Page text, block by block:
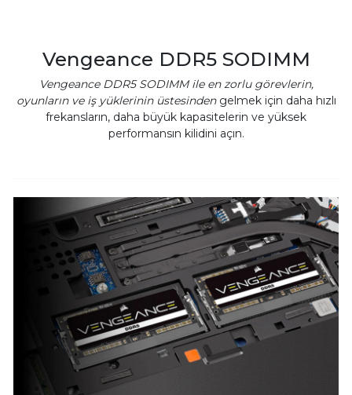
Vengeance DDR5 SODIMM
Vengeance DDR5 SODIMM ile en zorlu görevlerin,
oyunların ve iş yüklerinin üstesindengelmek için daha hızlı
frekansların, daha büyük kapasitelerin ve yüksek
performansın kilidini açın.